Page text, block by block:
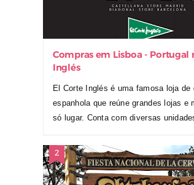
Compras em Lisboa - Portugal
Inglés
El Corte Inglés é uma famosa loja de
espanhola que reúne grandes lojas e
só lugar. Conta com diversas